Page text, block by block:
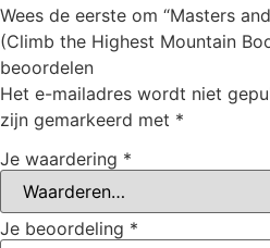
Wees de eerste om “Masters
(Climb the Highest Mountain
beoordelen
Het e-mailadres wordt niet
zijn gemarkeerd met *
Je waardering *
Je beoordeling *